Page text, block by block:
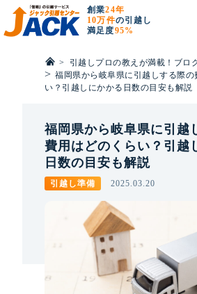
創業24年
10万件の引越し
満足度95%
> 引越しプロの教えが満載！ブロ
> 福岡県から岐阜県に引越しする際の
い？引越しにかかる日数の目安も解説
福岡県から岐阜県に引越
費用はどのくらい？引越
日数の目安も解説
引越し準備 2025.03.20